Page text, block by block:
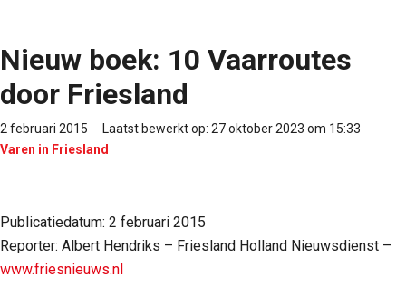
Nieuw boek: 10 Vaarroutes
door Friesland
2 februari 2015
Laatst bewerkt op: 27 oktober 2023 om 15:33
Varen in Friesland
Publicatiedatum: 2 februari 2015
Reporter: Albert Hendriks – Friesland Holland Nieuwsdienst –
www.friesnieuws.nl